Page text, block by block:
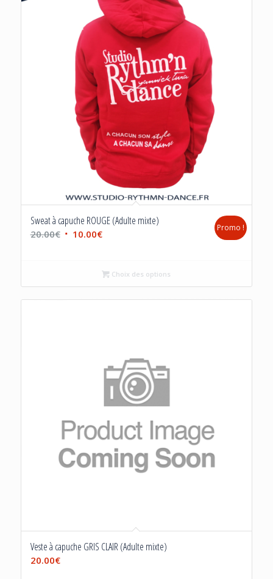
Sweat à capuche ROUGE (Adulte mixte)
20.00€ Le 10.00€Le
est :
Promo !
Choix des options
Veste à capuche GRIS CLAIR (Adulte mixte)
20.00€